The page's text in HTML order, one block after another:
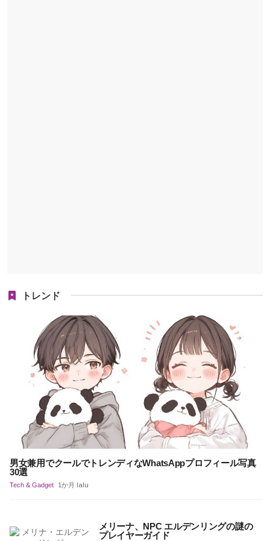
トレンド
男女兼用でクールでトレンディなWhatsAppプロフィール写真
30選
Tech & Gadget 1か月 lalu
メリーナ、NPC エルデンリングの謎の
プレイヤーガイド